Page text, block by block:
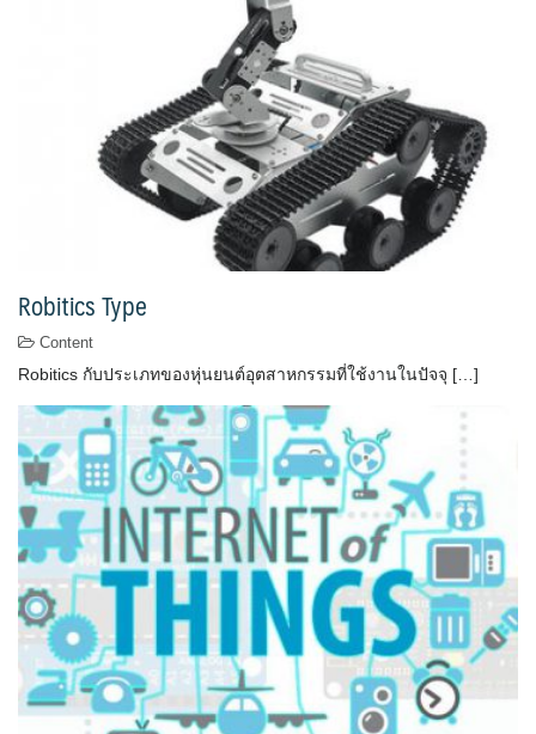
Robitics Type
Content
Robitics กับประเภทของหุ่นยนต์อุตสาหกรรมที่ใช้งานในปัจจุ […]